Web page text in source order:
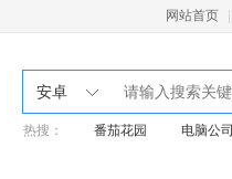
网站首页
安卓
热搜： 番茄花园 电脑公司